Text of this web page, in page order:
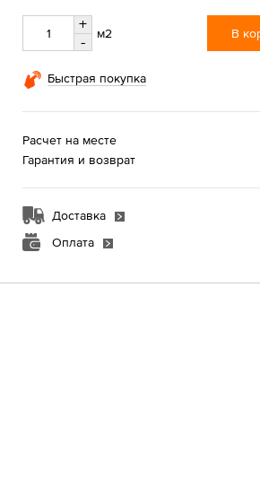
+
-
м2 В
Быстрая покупка
Расчет на месте
Гарантия и возврат
Доставка
Оплата